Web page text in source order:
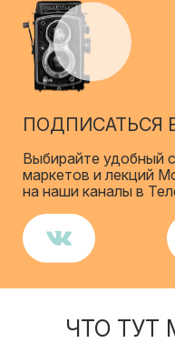
ПОДПИСАТЬСЯ
Выбирайте удобный
маркетов и лекций
на наши каналы в
ЧТО